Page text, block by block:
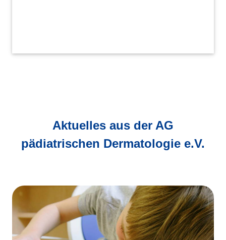
Aktuelles aus der AG
pädiatrischen Dermatologie e.V.